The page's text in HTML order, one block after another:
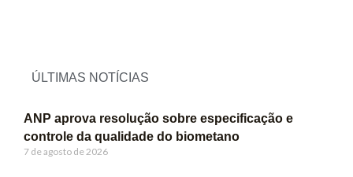
ÚLTIMAS NOTÍCIAS
ANP aprova resolução sobre especificação e
controle da qualidade do biometano
7 de agosto de 2026